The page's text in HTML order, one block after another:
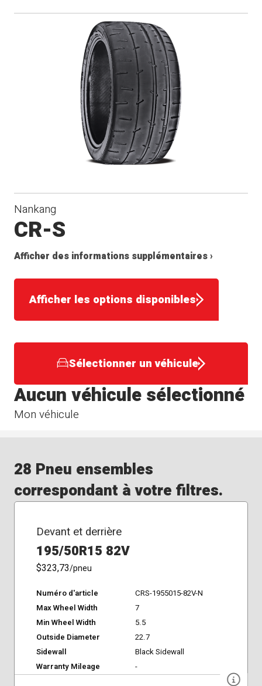
Nankang
CR-S
Afficher des informations supplémentaires ›
Afficher les options disponibles
Sélectionner un véhicule
Mon véhicule
Aucun véhicule sélectionné
28 Pneu ensembles
correspondant à votre filtres.
Devant et derrière
195/50R15 82V
$323,73/pneu
Numéro d'article
CRS-1955015-82V-N
Max Wheel Width
7
Min Wheel Width
5.5
Outside Diameter
22.7
Sidewall
Black Sidewall
Warranty Mileage
-